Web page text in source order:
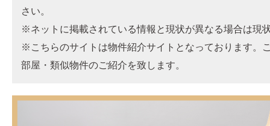
さい。
※ネットに掲載されている情報と現状が異なる場合は現
※こちらのサイトは物件紹介サイトとなっております。
部屋・類似物件のご紹介を致します。